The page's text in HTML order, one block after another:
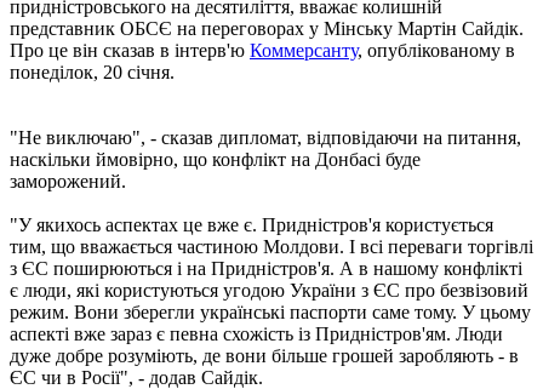
придністровського на десятиліття, вважає колишній
представник ОБСЄ на переговорах у Мінську Мартін Сайдік.
Про це він сказав в інтерв'ю Коммерсанту, опублікованому в
понеділок, 20 січня.
"Не виключаю", - сказав дипломат, відповідаючи на питання,
наскільки ймовірно, що конфлікт на Донбасі буде
заморожений.
"У якихось аспектах це вже є. Придністров'я користується
тим, що вважається частиною Молдови. І всі переваги торгівлі
з ЄС поширюються і на Придністров'я. А в нашому конфлікті
є люди, які користуються угодою України з ЄС про безвізовий
режим. Вони зберегли українські паспорти саме тому. У цьому
аспекті вже зараз є певна схожість із Придністров'ям. Люди
дуже добре розуміють, де вони більше грошей заробляють - в
ЄС чи в Росії", - додав Сайдік.